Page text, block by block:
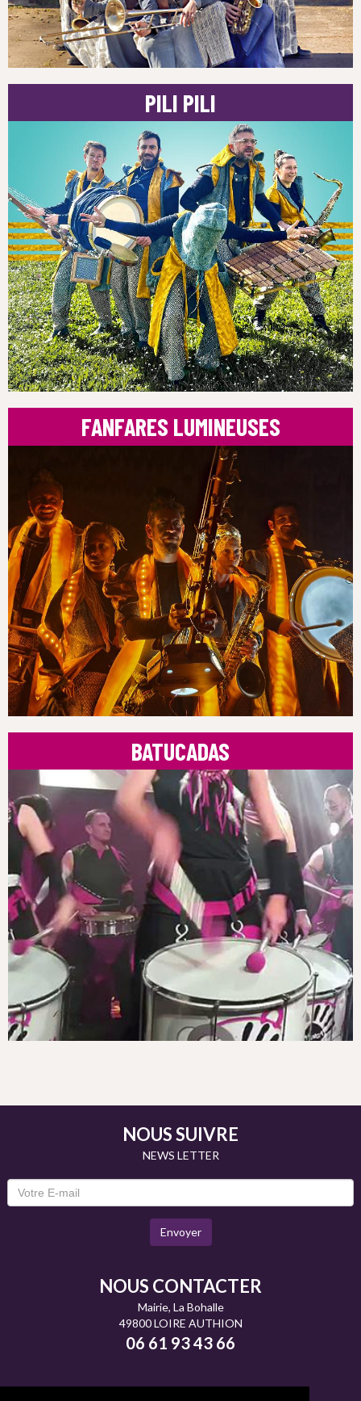
PILI PILI
FANFARES LUMINEUSES
BATUCADAS
NOUS SUIVRE
NEWS LETTER
Envoyer
NOUS CONTACTER
Mairie, La Bohalle
49800 LOIRE AUTHION
06 61 93 43 66